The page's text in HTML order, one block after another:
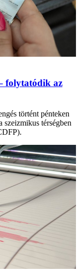
folytatódik az
történt pénteken
szeizmikus térségben